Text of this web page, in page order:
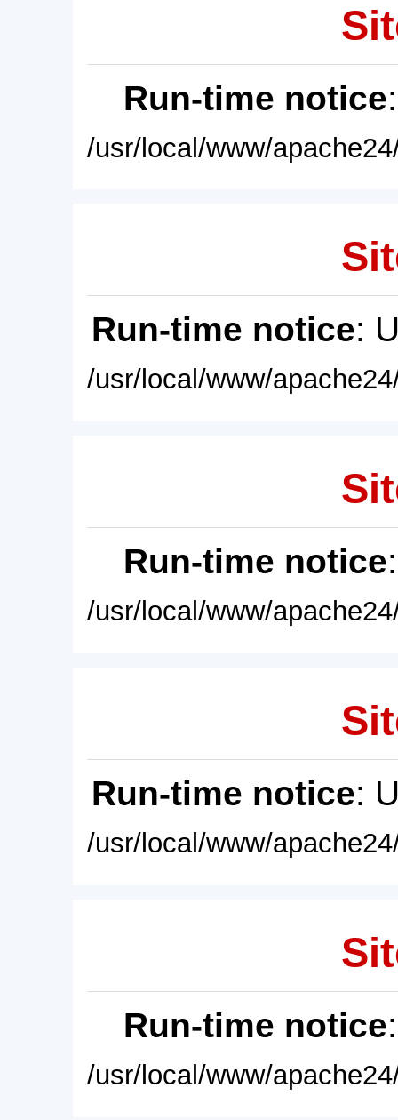
Run-time notice
/usr/local/www/
Run-time notice:
/usr/local/www/
Run-time notice
/usr/local/www/
Run-time notice:
/usr/local/www/
Run-time notice
/usr/local/www/